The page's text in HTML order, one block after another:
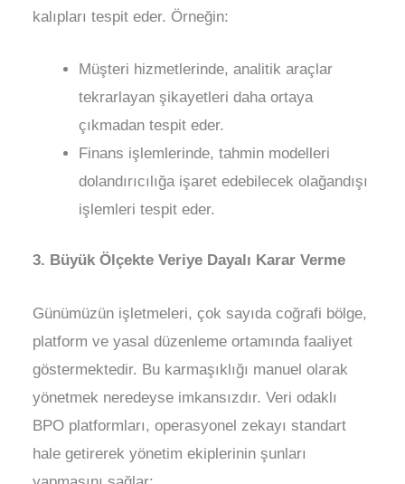
kalıpları tespit eder. Örneğin:
Müşteri hizmetlerinde, analitik araçlar
tekrarlayan şikayetleri daha ortaya
çıkmadan tespit eder.
Finans işlemlerinde, tahmin modelleri
dolandırıcılığa işaret edebilecek olağandışı
işlemleri tespit eder.
3. Büyük Ölçekte Veriye Dayalı Karar Verme
Günümüzün işletmeleri, çok sayıda coğrafi bölge,
platform ve yasal düzenleme ortamında faaliyet
göstermektedir. Bu karmaşıklığı manuel olarak
yönetmek neredeyse imkansızdır. Veri odaklı
BPO platformları, operasyonel zekayı standart
hale getirerek yönetim ekiplerinin şunları